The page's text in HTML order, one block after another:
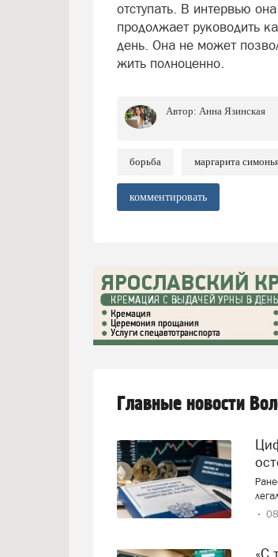
отступать. В интервью
продолжает руководить
день. Она не может
жить полноценно.
Автор: Анна Язинская
борьба маргарита
комментировать
Главные новости
Цифровая валюта: добро пожаловать или будем